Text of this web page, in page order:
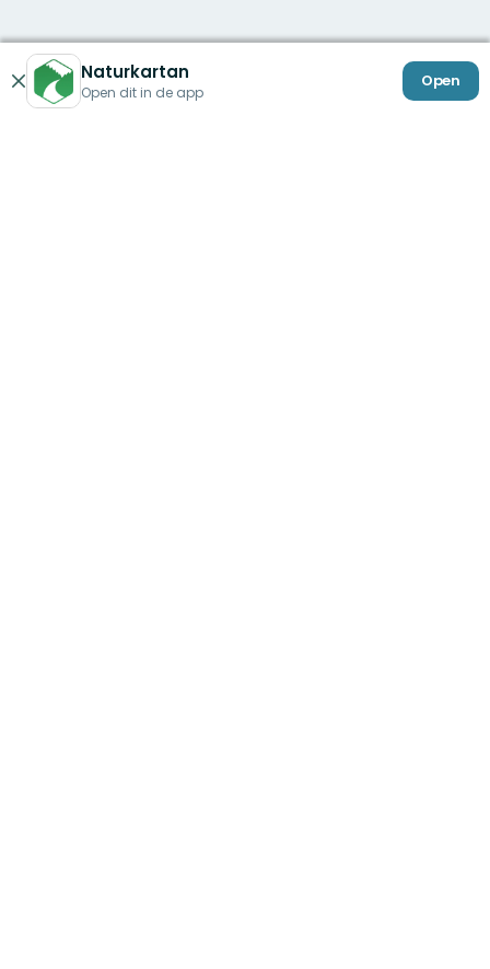
Sluiten
Naturkartan
Open dit in de app
Open